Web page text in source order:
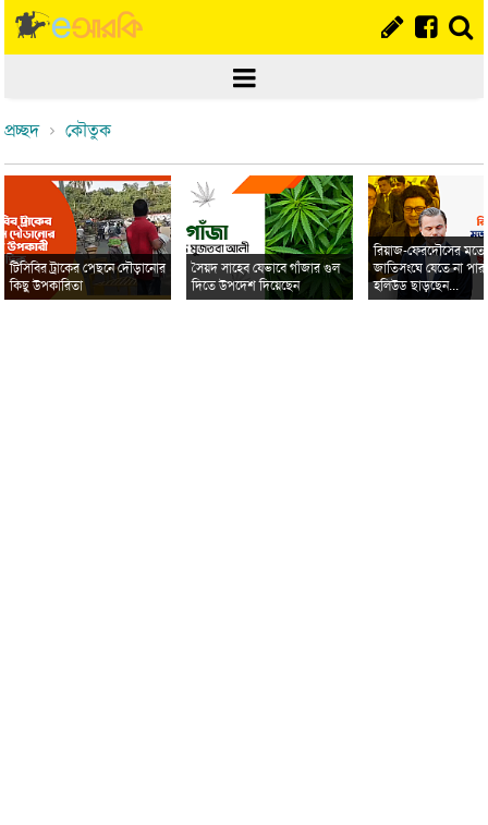
প্রচ্ছদ কৌতুক
টিসিবির ট্রাকের পেছনে দৌড়ানোর
কিছু উপকারিতা
সৈয়দ সাহেব যেভাবে গাঁজার গুল
দিতে উপদেশ দিয়েছেন
রিয়াজ-ফেরদৌসের মতো
জাতিসংঘে যেতে না
হলিউড ছাড়ছেন...